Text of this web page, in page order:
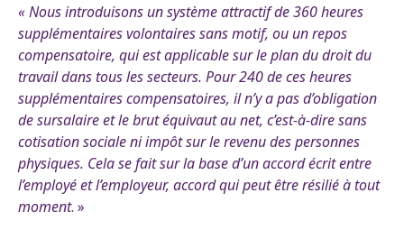
« Nous introduisons un système attractif de 360 heures
supplémentaires volontaires sans motif, ou un repos
compensatoire, qui est applicable sur le plan du droit du
travail dans tous les secteurs. Pour 240 de ces heures
supplémentaires compensatoires, il n’y a pas d’obligation
de sursalaire et le brut équivaut au net, c’est-à-dire sans
cotisation sociale ni impôt sur le revenu des personnes
physiques. Cela se fait sur la base d’un accord écrit entre
l’employé et l’employeur, accord qui peut être résilié à tout
moment. »